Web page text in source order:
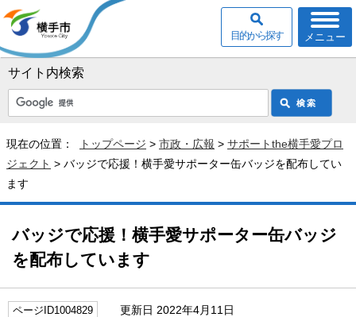
サイト内検索
メニュー
目的から探す
現在の位置： トップページ > 市政・広報 > サポートthe横手愛プロ
ジェクト > バッジで応援！横手愛サポーター缶バッジを配布してい
ます
バッジで応援！横手愛サポーター缶バッジ
を配布しています
ページID1004829 更新日 2022年4月11日